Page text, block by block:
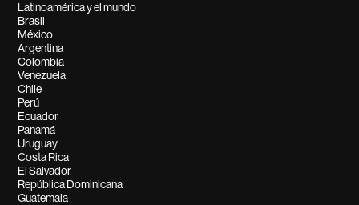
Latinoamérica y el mundo
Brasil
México
Argentina
Colombia
Venezuela
Chile
Perú
Ecuador
Panamá
Uruguay
Costa Rica
El Salvador
República Dominicana
Guatemala